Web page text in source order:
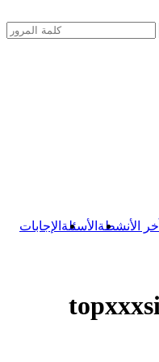
آخر الأنشطة الأسئلة الإجابات